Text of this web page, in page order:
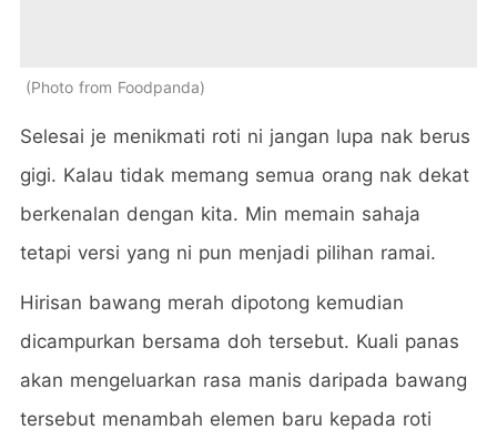
Photo from Foodpanda
Selesai je menikmati roti ni jangan lupa nak berus
gigi. Kalau tidak memang semua orang nak dekat
berkenalan dengan kita. Min memain sahaja
tetapi versi yang ni pun menjadi pilihan ramai.
Hirisan bawang merah dipotong kemudian
dicampurkan bersama doh tersebut. Kuali panas
akan mengeluarkan rasa manis daripada bawang
tersebut menambah elemen baru kepada roti